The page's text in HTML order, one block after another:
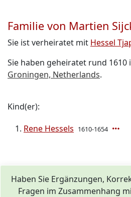
Familie von Martien
Sie ist verheiratet mit Hessel
Sie haben geheiratet rund 1610
Groningen, Netherlands.
Kind(er):
Rene Hessels 1610-1654
Haben Sie Ergänzungen,
Fragen im Zusammenhang